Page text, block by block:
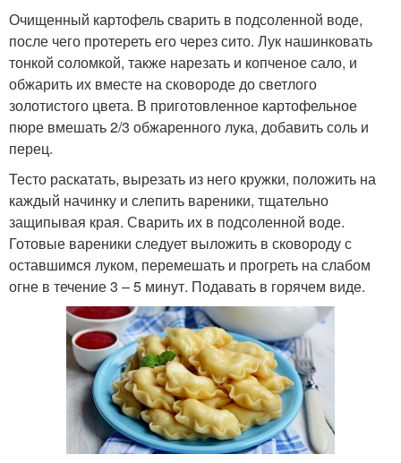
Очищенный картофель сварить в подсоленной воде,
после чего протереть его через сито. Лук нашинковать
тонкой соломкой, также нарезать и копченое сало, и
обжарить их вместе на сковороде до светлого
золотистого цвета. В приготовленное картофельное
пюре вмешать 2/3 обжаренного лука, добавить соль и
перец.
Тесто раскатать, вырезать из него кружки, положить на
каждый начинку и слепить вареники, тщательно
защипывая края. Сварить их в подсоленной воде.
Готовые вареники следует выложить в сковороду с
оставшимся луком, перемешать и прогреть на слабом
огне в течение 3 – 5 минут. Подавать в горячем виде.